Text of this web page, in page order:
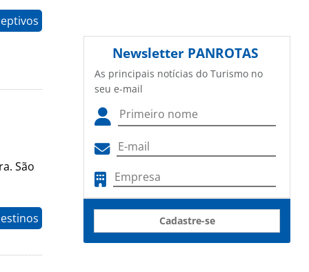
São
Newsletter PANROTAS
As principais notícias do Turismo no
seu e-mail
Cadastre-se